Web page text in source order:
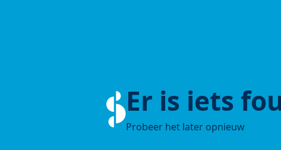
Er is iets
Probeer het later opnieuw